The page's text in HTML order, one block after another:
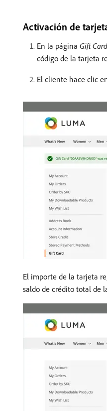
Activación de
En la página Gift Card
código de la tarjeta
El cliente hace clic
El importe de la tarjeta
saldo de crédito total de